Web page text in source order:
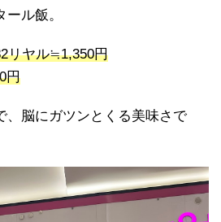
ル飯。
リヤル≒1,350円
円
、脳にガツンとくる美味さで